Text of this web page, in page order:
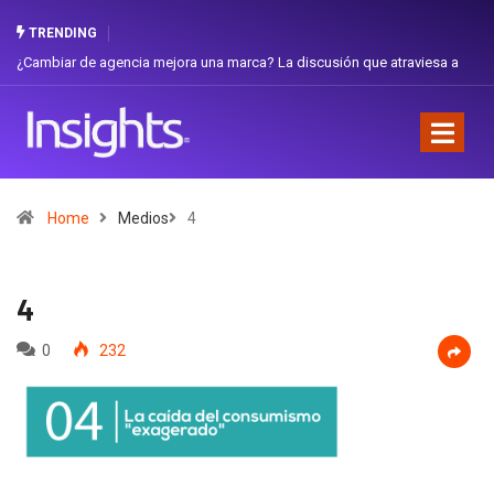
TRENDING
de agencia mejora una marca? La discusión que atraviesa a
Home Medios 4
4
0 232